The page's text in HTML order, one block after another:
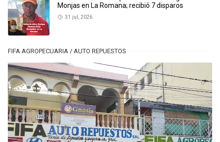
Monjas en La Romana; recibió 7 disparos
31 jul, 2026
FIFA AGROPECUARIA / AUTO REPUESTOS